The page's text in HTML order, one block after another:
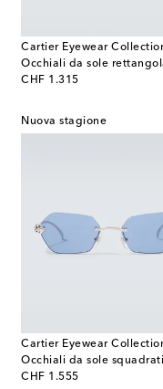
Cartier Eyewear
CHF 1.315
original price
Nuova stagione
Cartier Eyewear
CHF 1.555
original price